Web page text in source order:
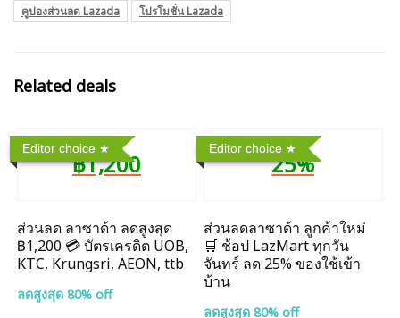
คูปองส่วนลด Lazada
โปรโมชั่น Lazada
Related deals
Editor choice
฿1,200
ส่วนลด ลาซาด้า ลดสูงสุด
฿1,200 💳 บัตรเครดิต UOB,
KTC, Krungsri, AEON, ttb
ลดสูงสุด 80% off
Editor choice
25%
ส่วนลดลาซาด้า ลูกค้าใหม่
🛒 ช้อป LazMart ทุกวัน
จันทร์ ลด 25% ของใช้เข้า
บ้าน
ลดสูงสุด 80% off